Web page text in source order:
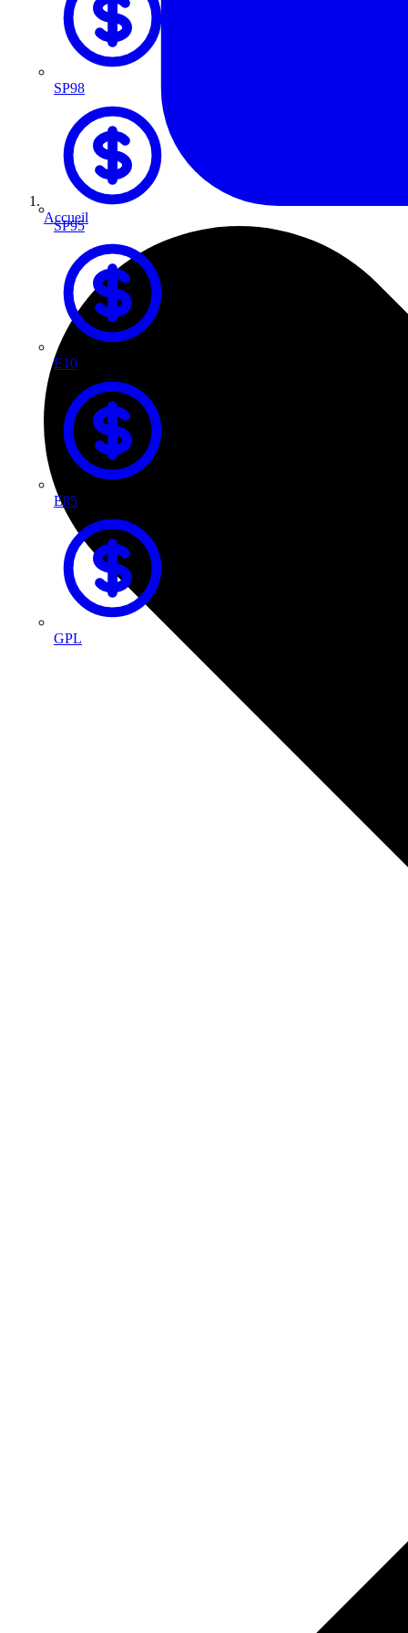
SP98
SP95
E10
E85
GPL
Accueil